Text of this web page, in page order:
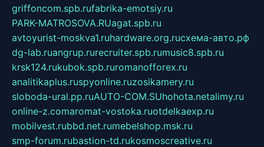
griffoncom.spb.rufabrika-emotsiy.ru
PARK-MATROSOVA.RUagat.spb.ru
avtoyurist-moskva1.ruhardware.org.ruсхема-авто.рф
dg-lab.ruangrup.rurecruiter.spb.rumusic8.spb.ru
krsk124.rukubok.spb.ruromanofforex.ru
analitikaplus.ruspyonline.ruzosikamery.ru
sloboda-ural.pp.ruAUTO-COM.SUhohota.netalimy.ru
online-z.comaromat-vostoka.ruotdelkaexp.ru
mobilvest.rubbd.net.rumebelshop.msk.ru
smp-forum.rubastion-td.rukosmoscreative.ru